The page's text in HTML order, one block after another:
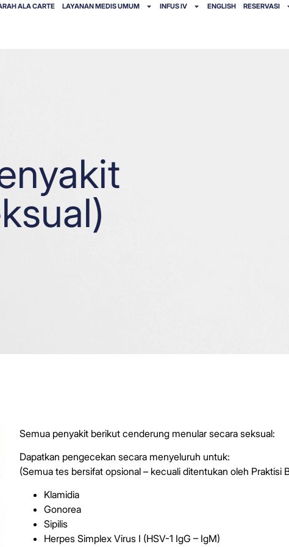
ALA CARTE LAYANAN MEDIS UMUM INFUS IV ENGLISH RESERVASI
Semua penyakit berikut cenderung menular secara seksual:
Dapatkan pengecekan secara menyeluruh untuk:
(Semua tes bersifat opsional – kecuali ditentukan oleh Praktisi
Klamidia
Gonorea
Sipilis
Herpes Simplex Virus I (HSV-1 IgG – IgM)